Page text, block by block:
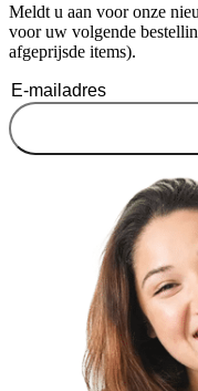
Meldt u aan voor onze
voor uw volgende
afgeprijsde items).